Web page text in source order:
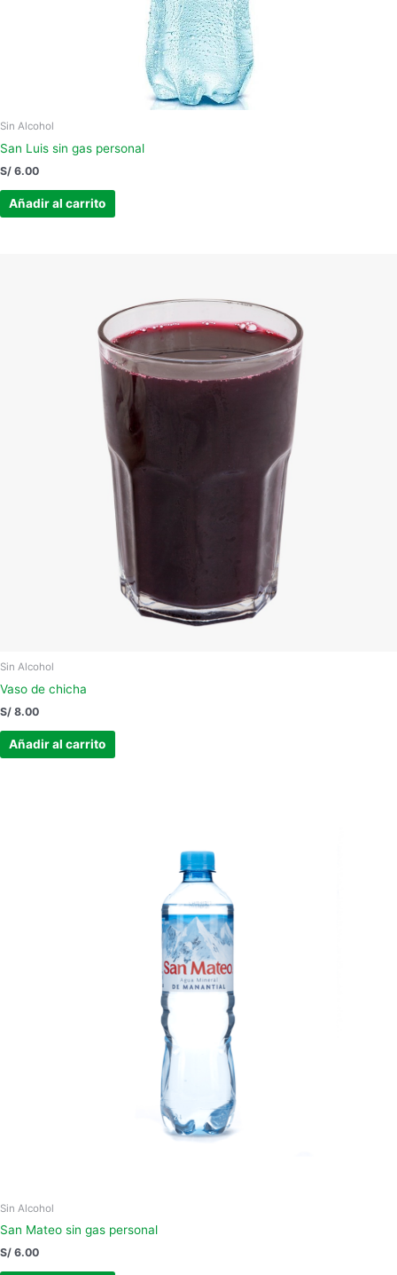
Sin Alcohol
San Luis sin gas personal
S/ 6.00
Añadir al carrito
Sin Alcohol
Vaso de chicha
S/ 8.00
Añadir al carrito
Sin Alcohol
San Mateo sin gas personal
S/ 6.00